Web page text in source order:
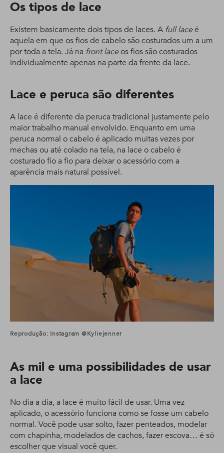
Os tipos de lace
Existem basicamente dois tipos de laces. A full laceé
aquela em que os fios de cabelo são costurados um a um
por toda a tela. Já na front laceos fios são costurados
individualmente apenas na parte da frente da lace.
Lace e peruca são diferentes
A lace é diferente da peruca tradicional justamente pelo
maior trabalho manual envolvido. Enquanto em uma
peruca normal o cabelo é aplicado muitas vezes por
mechas ou até colado na tela, na lace o cabelo é
costurado fio a fio para deixar o acessório com a
aparência mais natural possível.
Reprodução: Instagram @kyliejenner
As mil e uma possibilidades de usar
a lace
No dia a dia, a lace é muito fácil de usar. Uma vez
aplicado, o acessório funciona como se fosse um cabelo
normal. Você pode usar solto, fazer penteados, modelar
com chapinha, modelados de cachos, fazer escova… é só
escolher que visual você quer.